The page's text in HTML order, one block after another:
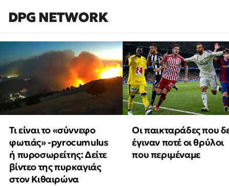
DPG NETWORK
Τι είναι το «σύννεφο
φωτιάς» -pyrocumulus
ή πυροσωρείτης: Δείτε
βίντεο της πυρκαγιάς
στον Κιθαιρώνα
Οι παικταράδες που
έγιναν ποτέ οι θρύλοι
που περιμέναμε